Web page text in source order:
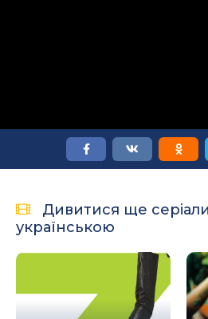
Дивитися ще серіали
українською